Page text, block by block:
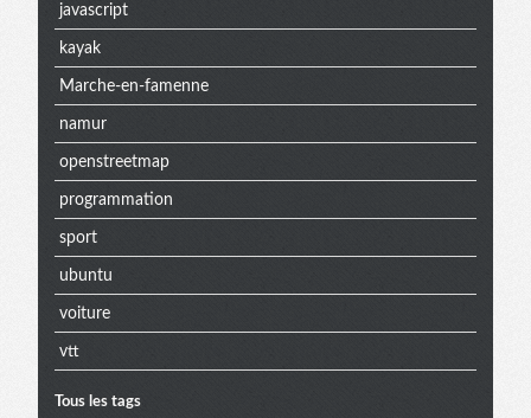
javascript
kayak
Marche-en-famenne
namur
openstreetmap
programmation
sport
ubuntu
voiture
vtt
Tous les tags